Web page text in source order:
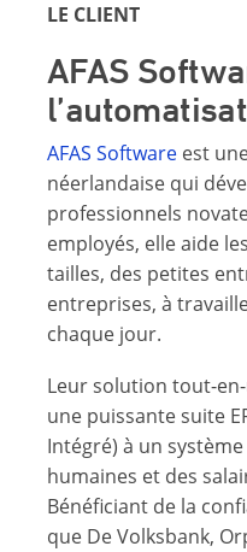
LE CLIENT
AFAS
AFAS Software est
néerlandaise qui
professionnels
employés, elle aide
tailles, des petites
entreprises, à
chaque jour.
Leur solution tout-
une puissante suite
Intégré) à un
humaines et des
Bénéficiant de la
que De Volksbank,